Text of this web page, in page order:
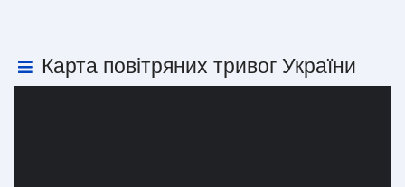
Карта повітряних тривог України